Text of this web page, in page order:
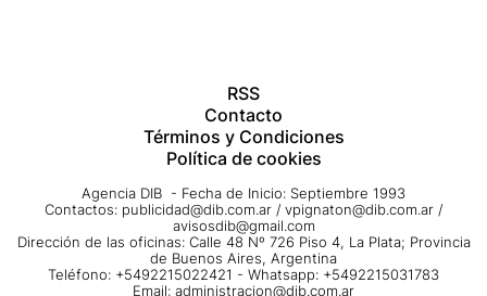
RSS
Contacto
Términos y Condiciones
Política de cookies
Agencia DIB - Fecha de Inicio: Septiembre 1993
Contactos: publicidad@dib.com.ar / vpignaton@dib.com.ar /
avisosdib@gmail.com
Dirección de las oficinas: Calle 48 Nº 726 Piso 4, La Plata; Provincia
de Buenos Aires, Argentina
Teléfono: +5492215022421 - Whatsapp: +5492215031783
Email: administracion@dib.com.ar